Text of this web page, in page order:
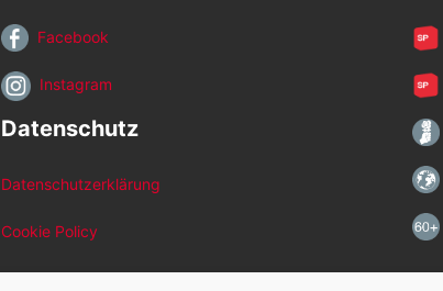
Facebook
Instagram
Datenschutz
Datenschutzerklärung
Cookie Policy